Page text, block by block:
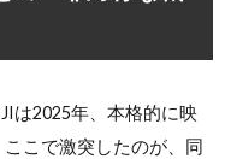
は2025年、本格的に映
こで激突したのが、同